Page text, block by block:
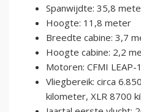
Spanwijdte: 35,8
Hoogte: 11,8 meter
Breedte cabine: 3,7
Hoogte cabine: 2,2
Motoren: CFMI LEAP-
Vliegbereik: circa
kilometer, XLR 8700